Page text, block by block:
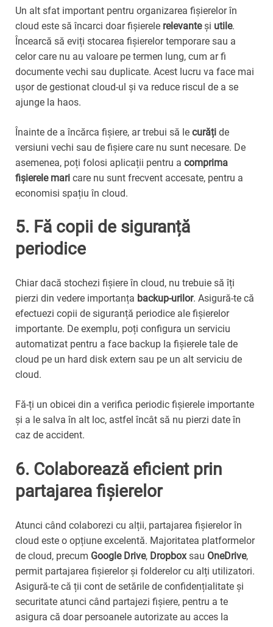
Un alt sfat important pentru organizarea fișierelor în
cloud este să încarci doar fișierele relevanteși utile.
Încearcă să eviți stocarea fișierelor temporare sau a
celor care nu au valoare pe termen lung, cum ar fi
documente vechi sau duplicate. Acest lucru va face mai
ușor de gestionat cloud-ul și va reduce riscul de a se
ajunge la haos.
Înainte de a încărca fișiere, ar trebui să le curăți de
versiuni vechi sau de fișiere care nu sunt necesare. De
asemenea, poți folosi aplicații pentru a comprima
fișierele mari care nu sunt frecvent accesate, pentru a
economisi spațiu în cloud.
5. Fă copii de siguranță
periodice
Chiar dacă stochezi fișiere în cloud, nu trebuie să îți
pierzi din vedere importanța backup-urilor. Asigură-te că
efectuezi copii de siguranță periodice ale fișierelor
importante. De exemplu, poți configura un serviciu
automatizat pentru a face backup la fișierele tale de
cloud pe un hard disk extern sau pe un alt serviciu de
cloud.
Fă-ți un obicei din a verifica periodic fișierele importante
și a le salva în alt loc, astfel încât să nu pierzi date în
caz de accident.
6. Colaborează eficient prin
partajarea fișierelor
Atunci când colaborezi cu alții, partajarea fișierelor în
cloud este o opțiune excelentă. Majoritatea platformelor
de cloud, precum Google Drive, Dropboxsau OneDrive,
permit partajarea fișierelor și folderelor cu alți utilizatori.
Asigură-te că ții cont de setările de confidențialitate și
securitate atunci când partajezi fișiere, pentru a te
asigura că doar persoanele autorizate au acces la